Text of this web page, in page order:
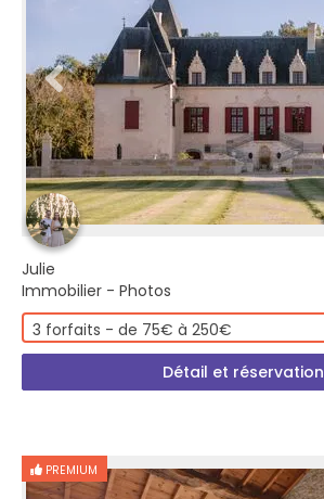
Julie
Immobilier - Photos
3 forfaits - de 75€ à 250€
Détail et réservation
PREMIUM